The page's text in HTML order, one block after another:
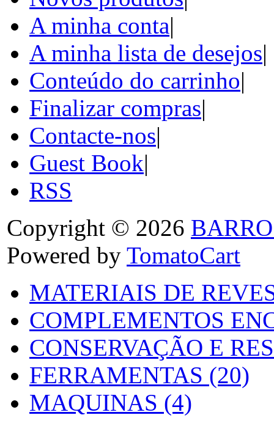
A minha conta|
A minha lista de desejos|
Conteúdo do carrinho|
Finalizar compras|
Contacte-nos|
Guest Book|
RSS
Copyright © 2026
Powered by TomatoCart
MATERIAIS DE
COMPLEMENTOS
CONSERVAÇÃO E
FERRAMENTAS (20)
MAQUINAS (4)